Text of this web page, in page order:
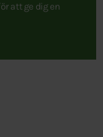
att ge dig en